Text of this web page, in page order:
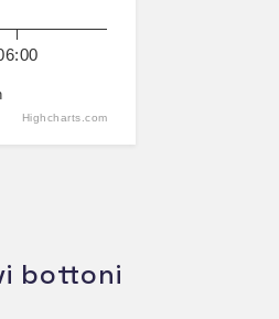
Highcharts.com
bottoni